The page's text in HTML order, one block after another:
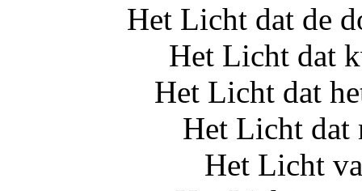
Het Licht dat de
Het Licht dat
Het Licht dat
Het Licht dat
Het Licht